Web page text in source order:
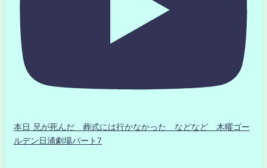
本日 兄が死んだ 葬式には行かなかった などなど 木曜ゴー
ルデン日浦劇場パート7